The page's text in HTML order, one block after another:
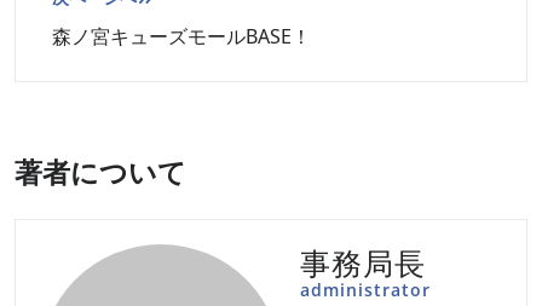
ビ
ョ
森ノ宮キューズモールBASE！
著者について
事務局長
administrator